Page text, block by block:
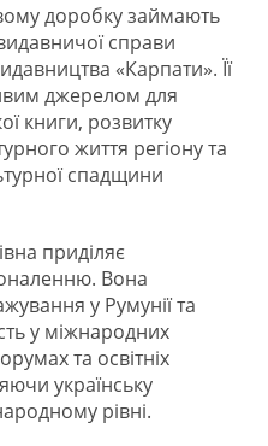
доробку займають
справи
«Карпати». Її
джерелом для
книги, розвитку
життя регіону та
спадщини
приділяє
Вона
у Румунії та
у міжнародних
та освітніх
українську
рівні.